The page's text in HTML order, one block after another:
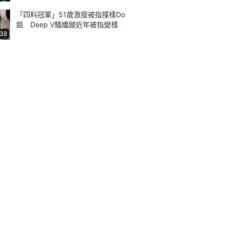
「四料冠軍」51歲激瘦被指撞樣Do
姐 Deep V騷纖腿近年被指變樣